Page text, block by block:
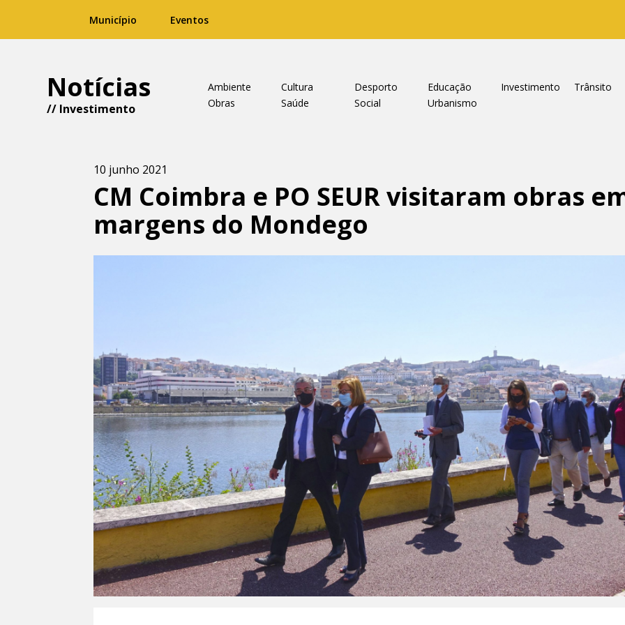
Município Eventos
Notícias
// Investimento
Ambiente Cultura Desporto Educação Investimento
Trânsito
Obras
Saúde Social Urbanismo
10 junho 2021
CM Coimbra e PO SEUR visitaram obras
margens do Mondego